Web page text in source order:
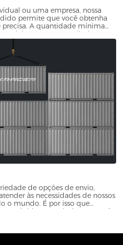
ou uma empresa, nossa
permite que você obtenha
precisa. A quantidade mínima
cadeiras gamer, sem limite
de opções de envio,
às necessidades de nossos
o mundo. É por isso que
rápida, garantindo que você